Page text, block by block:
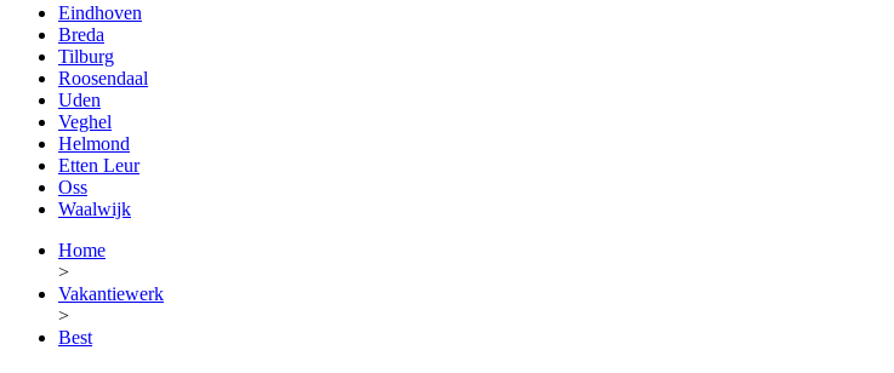
Eindhoven
Breda
Tilburg
Roosendaal
Uden
Veghel
Helmond
Etten Leur
Oss
Waalwijk
Home
>
Vakantiewerk
>
Best